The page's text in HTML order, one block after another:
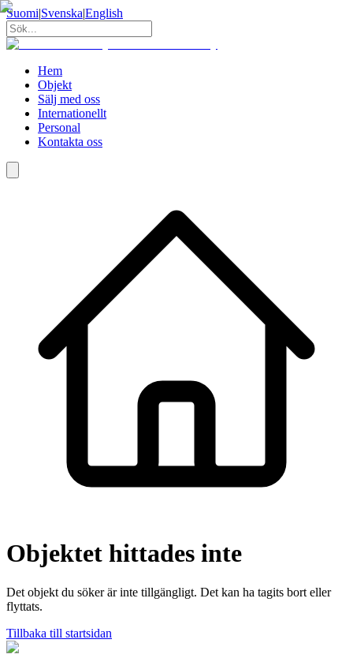
Suomi|Svenska|English
Hem
Objekt
Sälj med oss
Internationellt
Personal
Kontakta oss
Objektet hittades inte
Det objekt du söker är inte tillgängligt. Det kan ha tagits bort eller
flyttats.
Tillbaka till startsidan